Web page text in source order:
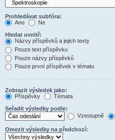
Prohledávat subfóra:
Ano
Ne
Hledat uvnitř:
Názvy příspěvků a jejich texty
Pouze text příspěvku
Pouze názvy příspěvků
Pouze první příspěvek v tématu
Zobrazit výsledek jako:
Příspěvky
Témata
Seřadit výsledky podle:
Vzestupně
Omezit výsledky na předchozí: